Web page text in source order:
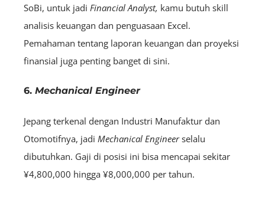
SoBi, untuk jadi FinancialAnalyst, kamu butuh skill
analisis keuangan dan penguasaan Excel.
Pemahaman tentang laporan keuangan dan proyeksi
finansial juga penting banget di sini.
6. Mechanical Engineer
Jepang terkenal dengan Industri Manufaktur dan
Otomotifnya, jadi Mechanical Engineerselalu
dibutuhkan. Gaji di posisi ini bisa mencapai sekitar
¥4,800,000 hingga ¥8,000,000 per tahun.